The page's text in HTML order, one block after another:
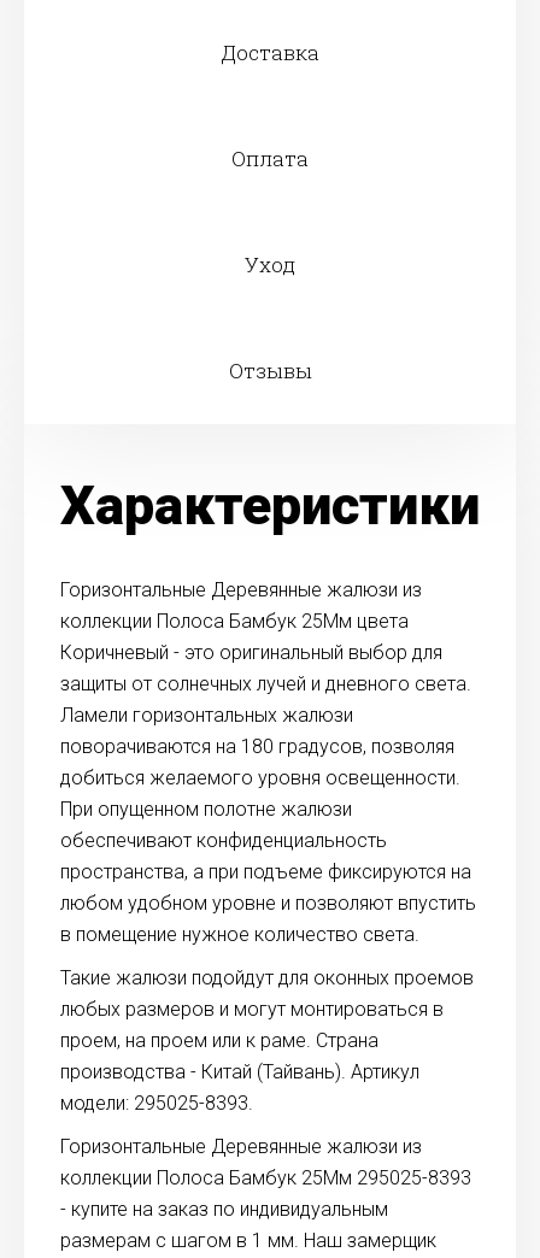
Доставка
Оплата
Уход
Отзывы
Характеристики
Горизонтальные Деревянные жалюзи из
коллекции Полоса Бамбук 25Мм цвета
Коричневый - это оригинальный выбор для
защиты от солнечных лучей и дневного света.
Ламели горизонтальных жалюзи
поворачиваются на 180 градусов, позволяя
добиться желаемого уровня освещенности.
При опущенном полотне жалюзи
обеспечивают конфиденциальность
пространства, а при подъеме фиксируются на
любом удобном уровне и позволяют впустить
в помещение нужное количество света.
Такие жалюзи подойдут для оконных проемов
любых размеров и могут монтироваться в
проем, на проем или к раме. Страна
производства - Китай (Тайвань). Артикул
модели: 295025-8393.
Горизонтальные Деревянные жалюзи из
коллекции Полоса Бамбук 25Мм 295025-8393
- купите на заказ по индивидуальным
размерам с шагом в 1 мм. Наш замерщик